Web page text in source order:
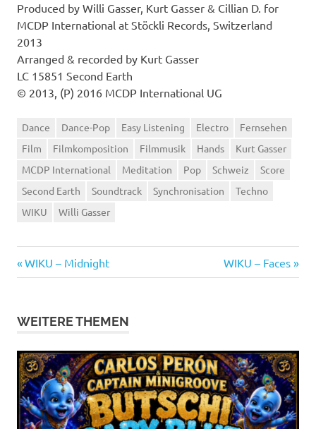
Produced by Willi Gasser, Kurt Gasser & Cillian D. for
MCDP International at Stöckli Records, Switzerland
2013
Arranged & recorded by Kurt Gasser
LC 15851 Second Earth
© 2013, (P) 2016 MCDP International UG
Dance Dance-Pop Easy Listening Electro
Fernsehen
Film
Filmkomposition Filmmusik Hands
Kurt Gasser
MCDP International
Meditation Pop Schweiz
Score
Second Earth
Soundtrack Synchronisation
Techno
WIKU
Willi Gasser
Beitragsnavigation
Vorheriger
Beitrag:
WIKU – Midnight
Nächster
Beitrag:
WIKU – Faces
WEITERE THEMEN